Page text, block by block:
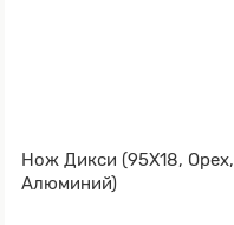
Нож Дикси (95Х18, Орех,
Алюминий)